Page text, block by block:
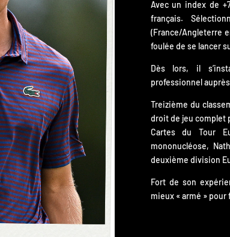
Avec un index de
français.
(France/Angleterre
foulée de se lancer
Dès lors, il
professionnel
Treizième du
droit de jeu complet
Cartes du Tour
mononucléose,
deuxième division
Fort de son
mieux « armé » pour